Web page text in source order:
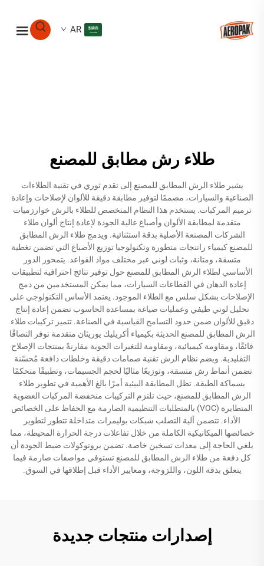
AR
طلاء رش مطابق للمصنع
يشير طلاء الرش المطابق للمصنع إلى تقدم ثوري في تقنية الطلاءات
الصناعية والسيارات، مصممًا لتوفير مطابقة دقيقة للألوان لإصلاحات وإعادة
ترميم المركبات. يستخدم هذا النظام المتخصص للطلاء بالرش خوارزميات
متقدمة لمطابقة الألوان وأصباغ عالية الجودة لإعادة إنتاج ألوان طلاء
الشركات المصنعة الأصلية بدقة استثنائية. ويدمج طلاء الرش المطابق
للمصنع كيمياء راتنجات متطورة وتكنولوجيا توزيع الأصباغ التي تضمن تغطية
متسقة، ومتانة، وثبات لوني عبر مختلف مواد القواعد. يتمحور الدور
الأساسي لطلاء الرش المطابق للمصنع حول توفير نتائج احترافية لتطبيقات
إعادة الدهان في القطاعات السيارات، مما يمكن المستخدمين من دمج
الإصلاحات بشكل سلس مع الطلاء الموجود. يعتمد الأساس التكنولوجي على
تحليل لوني طيفي وعمليات صياغة بمساعدة الحاسوب تضمن إعادة إنتاج
دقيق للألوان ضمن حدود التسامح القياسية في الصناعة. تتميز تركيبات طلاء
الرش المطابق للمصنع الحديثة بكيمياء أكريليك يوريثان متقدمة توفر التصاقًا
فائقًا، ومقاومة كيميائية، ومقاومة للتغيرات الجوية مقارنةً بمنتجات الإصلاح
التقليدية. ويضم نظام الرش تقنية صمامات دقيقة وخلطات دافعة مُحسّنة
تضمن أنماط رش متسقة، وتوزيعًا مثاليًا لحجم الجسيمات، وتطبيقًا متحكمًا
بسماكة الطبقة. تظل المطابقة البيئية أمرًا بالغ الأهمية في تطوير طلاء
الرش المطابق للمصنع، حيث تلتزم التركيبات منخفضة المركبات العضوية
المتطايرة (VOC) بالمتطلبات التنظيمية الصارمة مع الحفاظ على الخصائص
الأداء. تتضمن آلية التصلب شبكات بوليمرات متداخلة تتطور لتطوير
خصائصها الميكانيكية الكاملة من خلال تفاعلات درجة الحرارة المحيطة، مما
يلغي الحاجة إلى معدات تسخين خاصة. تضمن بروتوكولات ضبط الجودة أن
كل دفعة من طلاء الرش المطابق للمصنع تستوفي مواصفات صارمة فيما
يتعلق بدقة اللون، واللزوجة، ومعايير الأداء قبل إطلاقها في السوق.
إصدارات منتجات جديدة